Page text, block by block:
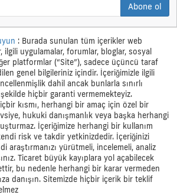
Abone ol
: Burada sunulan tüm içerikler web
uygulamalar, forumlar, bloglar, sosyal
platformlar (“Site”), sadece üçüncü taraf
genel bilgileriniz içindir. İçeriğimizle ilgili
dahil ancak bunlarla sınırlı
hiçbir garanti vermemekteyiz.
kısmı, herhangi bir amaç için özel bir
hukuki danışmanlık veya başka herhangi
İçeriğimize herhangi bir kullanım
risk ve takdir yetkinizdedir. İçeriğinizi
araştırmanızı yürütmeli, incelemeli, analiz
Ticaret büyük kayıplara yol açabilecek
bu nedenle herhangi bir karar vermeden
danışın. Sitemizde hiçbir içerik bir teklif